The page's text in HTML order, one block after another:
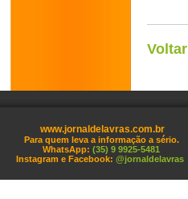
Voltar
www.jornaldelavras.com.br
Para quem leva a informação a sério.
WhatsApp: (35) 9 9925-5481
Instagram e Facebook: @jornaldelavras